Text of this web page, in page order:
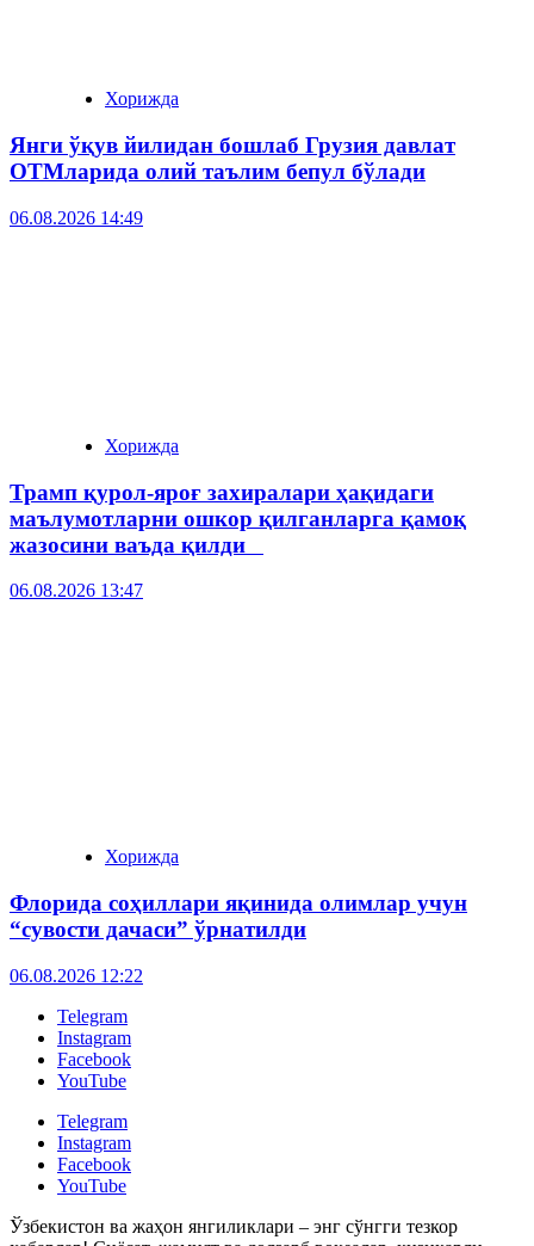
Хорижда
Янги ўқув йилидан бошлаб Грузия давлат
ОТМларида олий таълим бепул бўлади
06.08.2026 14:49
Хорижда
Трамп қурол-яроғ захиралари ҳақидаги
маълумотларни ошкор қилганларга қамоқ
жазосини ваъда қилди
06.08.2026 13:47
Хорижда
Флорида соҳиллари яқинида олимлар учун
“сувости дачаси” ўрнатилди
06.08.2026 12:22
Telegram
Instagram
Facebook
YouTube
Telegram
Instagram
Facebook
YouTube
Ўзбекистон ва жаҳон янгиликлари – энг сўнгги тезкор